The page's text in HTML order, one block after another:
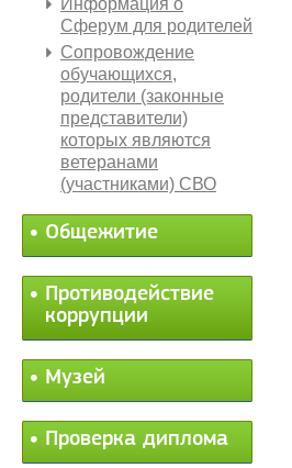
Информация о
Сферум для родителей
Сопровождение
обучающихся,
родители (законные
представители)
которых являются
ветеранами
(участниками) СВО
Общежитие
Противодействие
коррупции
Музей
Проверка диплома